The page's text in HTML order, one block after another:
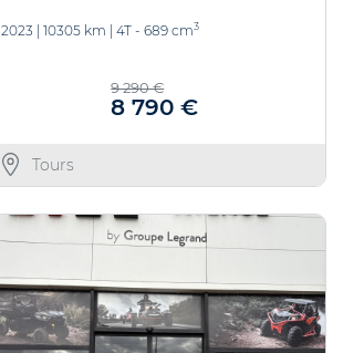
2023 | 10305 km | 4T - 689 cm3
9 290 €
8 790 €
Tours